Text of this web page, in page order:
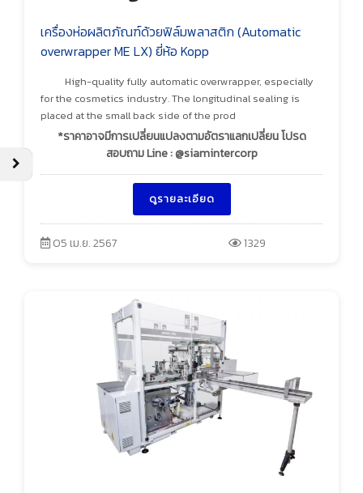
เครื่องห่อผลิตภัณฑ์ด้วยฟิล์มพลาสติก (Automatic
overwrapper ME LX) ยี่ห้อ Kopp
High-quality fully automatic overwrapper, especially
for the cosmetics industry. The longitudinal sealing is
placed at the small back side of the prod
*ราคาอาจมีการเปลี่ยนแปลงตามอัตราแลกเปลี่ยน โปรด
สอบถาม Line : @siamintercorp
ดูรายละเอียด
05 เม.ย. 2567 1329